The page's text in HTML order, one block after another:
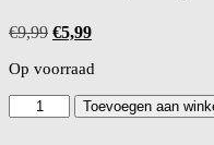
€9,99 Oorspronkelijke
was:
€5,99Huidige
is:
Op voorraad
AGON
|
Toevoegen aan